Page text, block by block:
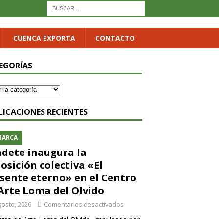
CUENCA EXPORTA CONTACTO
RECIENTES
inaugura la
colectiva «El
eterno» en el Centro
Loma del Olvido
2026 Comentarios desactivados